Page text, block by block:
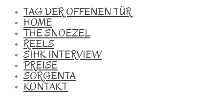
TAG DER OFFENEN TÜR
HOME
THE SNOEZEL
REELS
SIHK INTERVIEW
PREISE
SORGENTA
KONTAKT